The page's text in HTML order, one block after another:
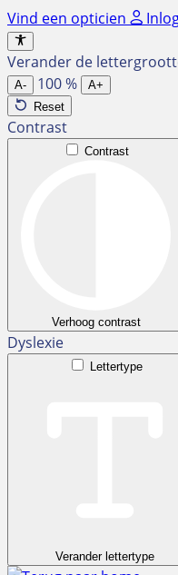
Ga
naar
de
inhoud
Vind een opticien
Verander de
A- 100%
A+
Reset
Contrast
Contrast
Verhoog contrast
Dyslexie
Lettertype
Verander lettertype